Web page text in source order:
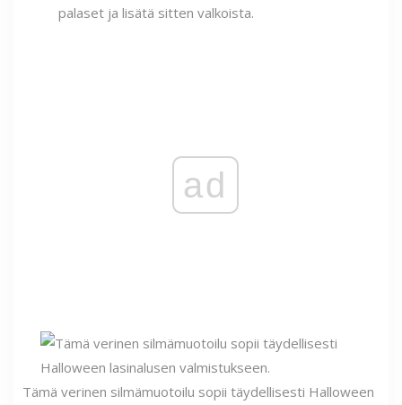
palaset ja lisätä sitten valkoista.
ad
Tämä verinen silmämuotoilu sopii täydellisesti Halloween